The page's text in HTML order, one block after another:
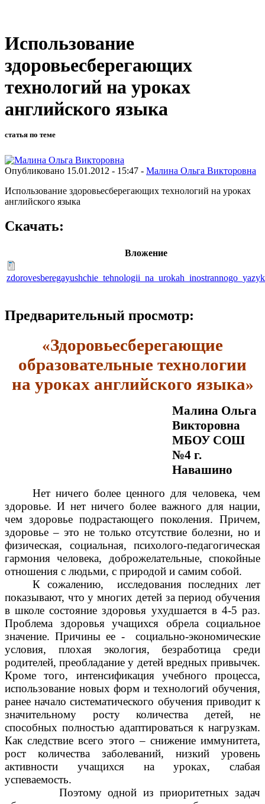
Использование
здоровьесберегающих
технологий на уроках
английского языка
статья по теме
Опубликовано 15.01.2012 - 15:47 - Малина Ольга Викторовна
Использование здоровьесберегающих технологий на уроках
английского языка
Скачать:
Вложение
Предварительный просмотр:
«Здоровьесберегающие
образовательные технологии
на уроках английского языка»
Малина Ольга
Викторовна
МБОУ СОШ
№4 г.
Навашино
Нет ничего более ценного для человека, чем
здоровье. И нет ничего более важного для нации,
чем здоровье подрастающего поколения. Причем,
здоровье – это не только отсутствие болезни, но и
физическая, социальная, психолого-педагогическая
гармония человека, доброжелательные, спокойные
отношения с людьми, с природой и самим собой.
К сожалению, исследования последних лет
показывают, что у многих детей за период обучения
в школе состояние здоровья ухудшается в 4-5 раз.
Проблема здоровья учащихся обрела социальное
значение. Причины ее - социально-экономические
условия, плохая экология, безработица среди
родителей, преобладание у детей вредных привычек.
Кроме того, интенсификация учебного процесса,
использование новых форм и технологий обучения,
ранее начало систематического обучения приводит к
значительному росту количества детей, не
способных полностью адаптироваться к нагрузкам.
Как следствие всего этого – снижение иммунитета,
рост количества заболеваний, низкий уровень
активности учащихся на уроках, слабая
успеваемость.
Поэтому одной из приоритетных задач